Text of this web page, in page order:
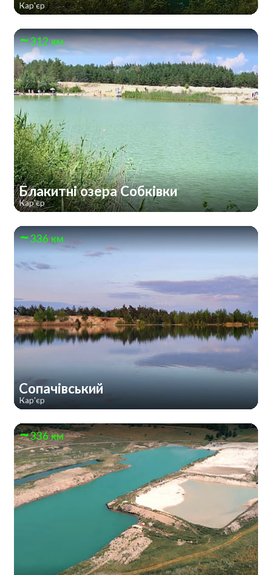
Кар'єр
312 км
Блакитні озера Собківки
Кар'єр
336 км
Сопачівський
Кар'єр
336 км